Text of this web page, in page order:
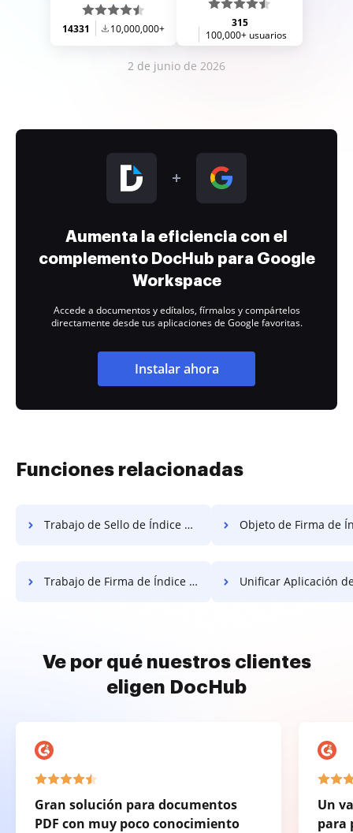
14331 10,000,000+
315
100,000+ usuarios
2 de junio de 2026
Aumenta la eficiencia con el
complemento DocHub para Google
Workspace
Accede a documentos y edítalos, fírmalos y compártelos
directamente desde tus aplicaciones de Google favoritas.
Instalar ahora
Funciones relacionadas
Trabajo de Sello de Índice Gratis Objeto de Firma de Índice
Trabajo de Firma de Índice Gratis Unificar Aplicación de
Ve por qué nuestros clientes
eligen DocHub
Gran solución para documentos
PDF con muy poco conocimiento
Un
para